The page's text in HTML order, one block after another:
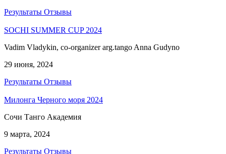
Результаты Отзывы
SOCHI SUMMER CUP 2024
Vadim Vladykin, co-organizer arg.tango Anna Gudyno
29 июня, 2024
Результаты Отзывы
Милонга Черного моря 2024
Сочи Танго Академия
9 марта, 2024
Результаты Отзывы